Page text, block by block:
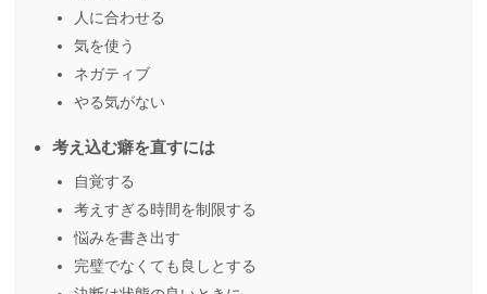
人に合わせる
気を使う
ネガティブ
やる気がない
考え込む癖を直すには
自覚する
考えすぎる時間を制限する
悩みを書き出す
完璧でなくても良しとする